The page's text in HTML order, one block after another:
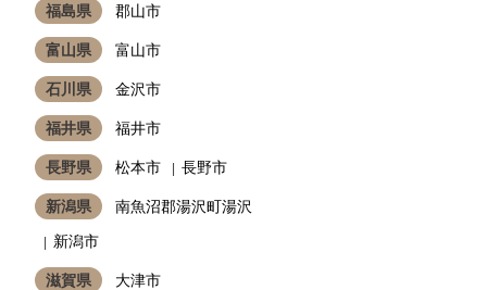
福島県 郡山市
富山県 富山市
石川県 金沢市
福井県 福井市
長野県 松本市 長野市
新潟県
南魚沼郡湯沢町湯沢
新潟市
滋賀県 大津市